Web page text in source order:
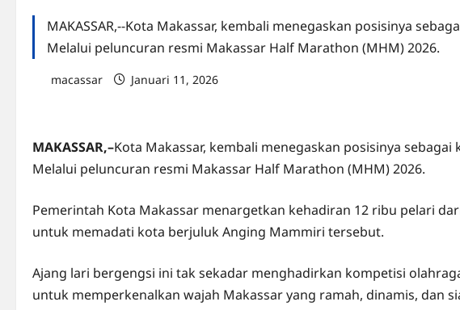
MAKASSAR,--Kota Makassar, kembali menegaskan posisinya
Melalui peluncuran resmi Makassar Half Marathon (MHM) 2026.
macassar Januari 11, 2026
MAKASSAR,–Kota Makassar, kembali menegaskan posisinya
Melalui peluncuran resmi Makassar Half Marathon (MHM) 2026.
Pemerintah Kota Makassar menargetkan kehadiran 12 ribu pelari
untuk memadati kota berjuluk Anging Mammiri tersebut.
Ajang lari bergengsi ini tak sekadar menghadirkan kompetisi
untuk memperkenalkan wajah Makassar yang ramah, dinamis, dan